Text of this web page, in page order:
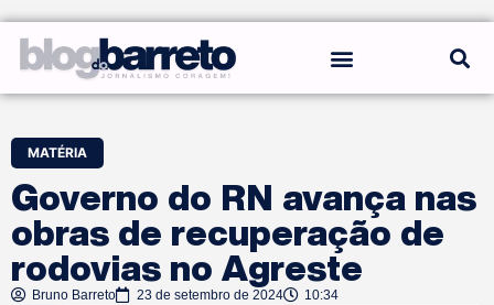
MATÉRIA
Governo do RN avança nas
obras de recuperação de
rodovias no Agreste
Bruno Barreto 23 de setembro de 2024 10:34